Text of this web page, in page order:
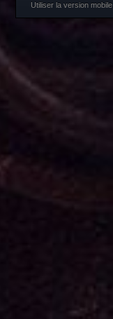
Utiliser la version mobile